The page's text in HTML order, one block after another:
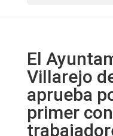
El
Villarejo
aprueba
primer